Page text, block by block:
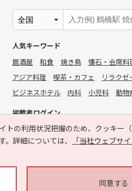
の利用状況把握のため、クッキー
詳細については、
「当社ウェブサ
同意する
人気キーワード
居酒屋
和食 焼き鳥 懐石・会席料
アジア料理
喫茶・カフェ リラクゼ
ビジネスホテル
内科 小児科 動物
掲載者ログイン